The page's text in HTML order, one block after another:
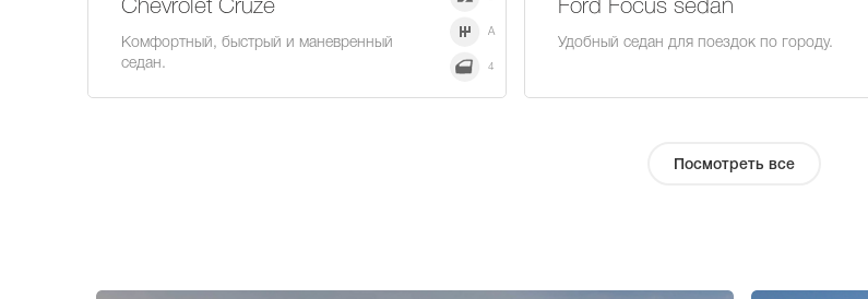
Chevrolet Cruze
Комфортный, быстрый и маневренный
седан.
A
4
Ford Focus sedan
Удобный седан для поездок по городу.
Посмотреть все